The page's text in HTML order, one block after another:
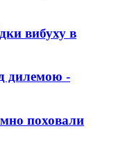
вибуху в
дилемою -
поховали